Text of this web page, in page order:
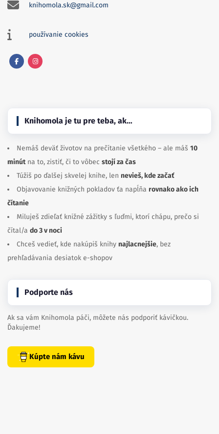
knihomola.sk@gmail.com
používanie cookies
Knihomola je tu pre teba, ak…
Nemáš deväť životov na prečítanie všetkého – ale máš 10
minútna to, zistiť, či to vôbec stojí za čas
Túžiš po ďalšej skvelej knihe, len nevieš, kde začať
Objavovanie knižných pokladov ťa napĺňa rovnako ako ich
čítanie
Miluješ zdieľať knižné zážitky s ľuďmi, ktorí chápu, prečo si
čítal/a do 3 v noci
Chceš vedieť, kde nakúpiš knihy najlacnejšie, bez
prehľadávania desiatok e-shopov
Podporte nás
Ak sa vám Knihomola páči, môžete nás podporiť kávičkou.
Ďakujeme!
Kúpte nám kávu